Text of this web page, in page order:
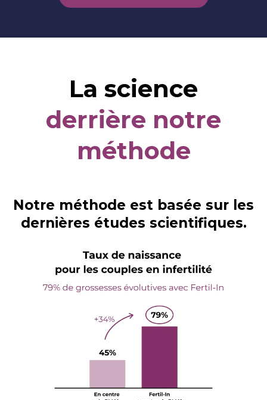
La science
derrière notre
méthode
Notre méthode est basée sur les
dernières études scientifiques.